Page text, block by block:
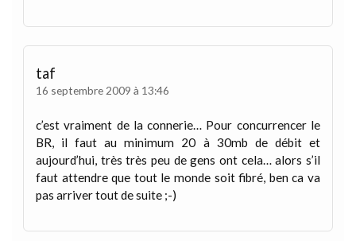
taf
16 septembre 2009 à 13:46
c’est vraiment de la connerie… Pour concurrencer le
BR, il faut au minimum 20 à 30mb de débit et
aujourd’hui, très très peu de gens ont cela… alors s’il
faut attendre que tout le monde soit fibré, ben ca va
pas arriver tout de suite ;-)